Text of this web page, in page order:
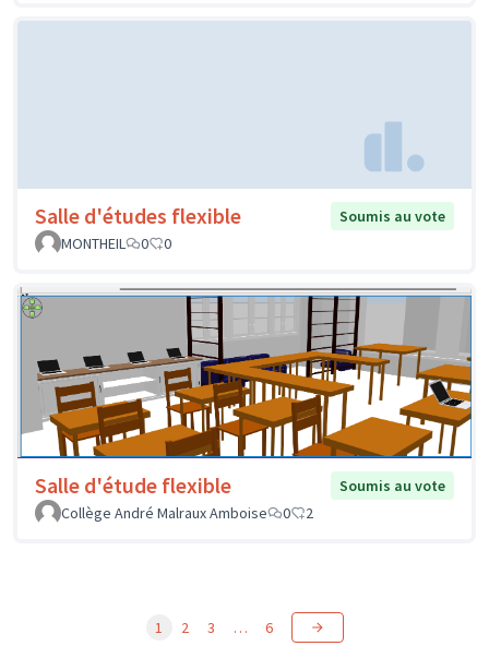
Salle d'études flexible
Soumis au vote
MONTHEIL
0 0
Salle d'étude flexible
Soumis au vote
Collège André Malraux Amboise
0 2
1 2 3 … 6